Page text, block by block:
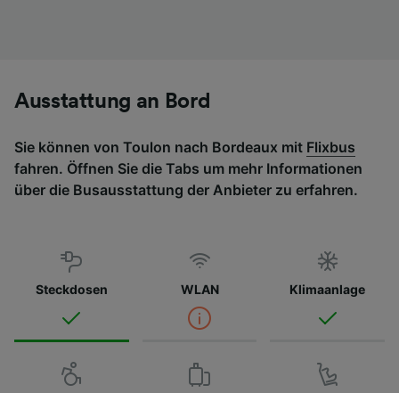
Ausstattung an Bord
Sie können von Toulon nach Bordeaux mit Flixbus
fahren. Öffnen Sie die Tabs um mehr Informationen
über die Busausstattung der Anbieter zu erfahren.
Steckdosen WLAN Klimaanlage